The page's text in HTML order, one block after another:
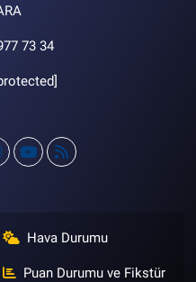
73 34
Hava Durumu
Puan Durumu ve Fikstür